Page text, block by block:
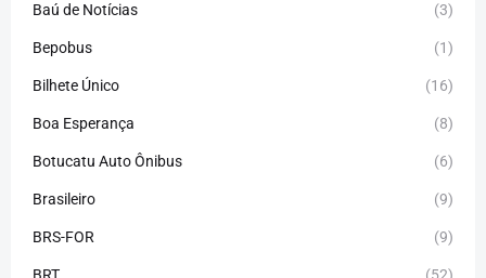
Baú de Notícias (3)
Bepobus (1)
Bilhete Único (16)
Boa Esperança (8)
Botucatu Auto Ônibus (6)
Brasileiro (9)
BRS-FOR (9)